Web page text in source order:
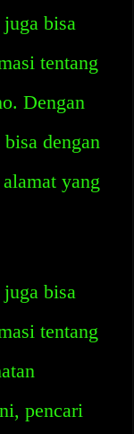
bisa
tentang
Dengan
dengan
yang
bisa
tentang
pencari